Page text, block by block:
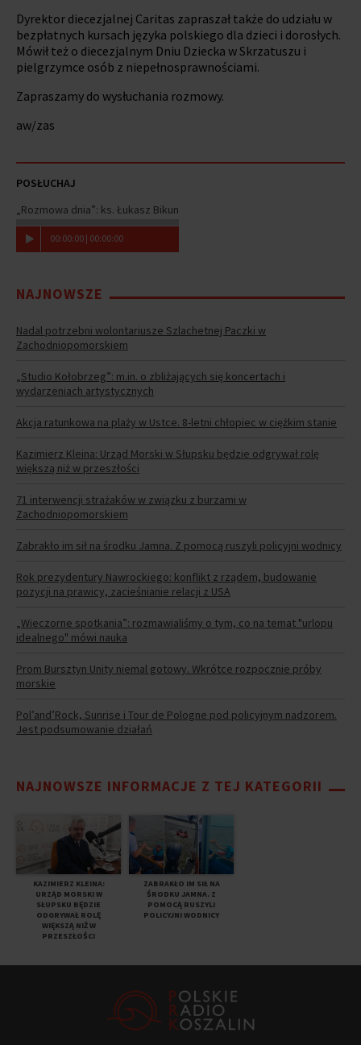
Dyrektor diecezjalnej Caritas zapraszał także do udziału w
bezpłatnych kursach języka polskiego dla dzieci i dorosłych.
Mówił też o diecezjalnym Dniu Dziecka w Skrzatuszu i
pielgrzymce osób z niepełnosprawnościami.
Zapraszamy do wysłuchania rozmowy.
aw/zas
POSŁUCHAJ
„Rozmowa dnia”: ks. Łukasz Bikun
00:00:00 | 00:00:00
NAJNOWSZE
Nadal potrzebni wolontariusze Szlachetnej Paczki w
Zachodniopomorskiem
„Studio Kołobrzeg”: m.in. o zbliżających się koncertach i
wydarzeniach artystycznych
Akcja ratunkowa na plaży w Ustce. 8-letni chłopiec w ciężkim stanie
Kazimierz Kleina: Urząd Morski w Słupsku będzie odgrywał rolę
większą niż w przeszłości
71 interwencji strażaków w związku z burzami w
Zachodniopomorskiem
Zabrakło im sił na środku Jamna. Z pomocą ruszyli policyjni wodnicy
Rok prezydentury Nawrockiego: konflikt z rządem, budowanie
pozycji na prawicy, zacieśnianie relacji z USA
„Wieczorne spotkania”: rozmawialiśmy o tym, co na temat "urlopu
idealnego" mówi nauka
Prom Bursztyn Unity niemal gotowy. Wkrótce rozpocznie próby
morskie
Pol’and’Rock, Sunrise i Tour de Pologne pod policyjnym nadzorem.
Jest podsumowanie działań
NAJNOWSZE INFORMACJE Z TEJ KATEGORII
KAZIMIERZ KLEINA:
URZĄD MORSKI W
SŁUPSKU BĘDZIE
ODGRYWAŁ ROLĘ
WIĘKSZĄ NIŻ W
PRZESZŁOŚCI
ZABRAKŁO IM SIŁ NA
ŚRODKU JAMNA. Z
POMOCĄ RUSZYLI
POLICYJNI WODNICY